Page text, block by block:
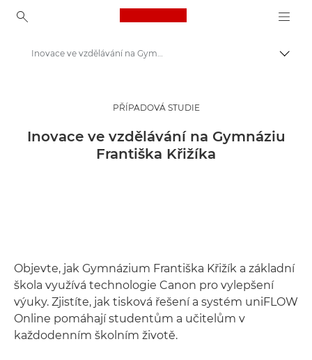
Canon Logo, back to
Insights
Případové studie pro firmy
Inovace ve vzdělávání na Gymnáziu Františka Křižíka
PŘÍPADOVÁ STUDIE
Inovace ve vzdělávání na Gymnáziu
Františka Křižíka
Objevte, jak Gymnázium Františka Křižík a základní
škola využívá technologie Canon pro vylepšení
výuky. Zjistíte, jak tisková řešení a systém uniFLOW
Online pomáhají studentům a učitelům v
každodenním školním životě.